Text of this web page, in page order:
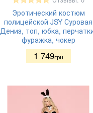
Эротический костюм
полицейской JSY Суровая
Дениз, топ, юбка,
фуражка, чокер
1 749грн